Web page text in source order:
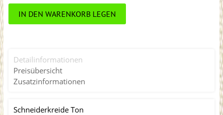
IN DEN WARENKORB LEGEN
Detailinformationen
Preisübersicht
Zusatzinformationen
Schneiderkreide Ton